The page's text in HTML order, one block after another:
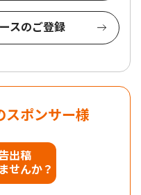
スのご登録
スポンサー様
出稿
せんか？